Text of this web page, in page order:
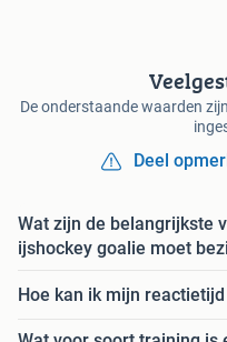
De onderstaande waarden
Deel
Wat zijn de belangrijkste
ijshockey goalie moet
Hoe kan ik mijn